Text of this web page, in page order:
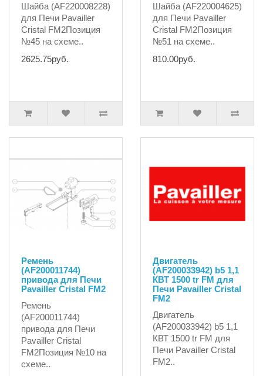
Шайба (AF220008228)
для Печи Pavailler
Cristal FM2Позиция
№45 на схеме..
2625.75руб.
Шайба (AF220004625)
для Печи Pavailler
Cristal FM2Позиция
№51 на схеме..
810.00руб.
Ремень
(AF200011744)
привода для Печи
Pavailler Cristal FM2
Ремень
(AF200011744)
привода для Печи
Pavailler Cristal
FM2Позиция №10 на
схеме..
Двигатель
(AF200033942) b5 1,1
КВТ 1500 tr FM для
Печи Pavailler Cristal
FM2
Двигатель
(AF200033942) b5 1,1
КВТ 1500 tr FM для
Печи Pavailler Cristal
FM2..